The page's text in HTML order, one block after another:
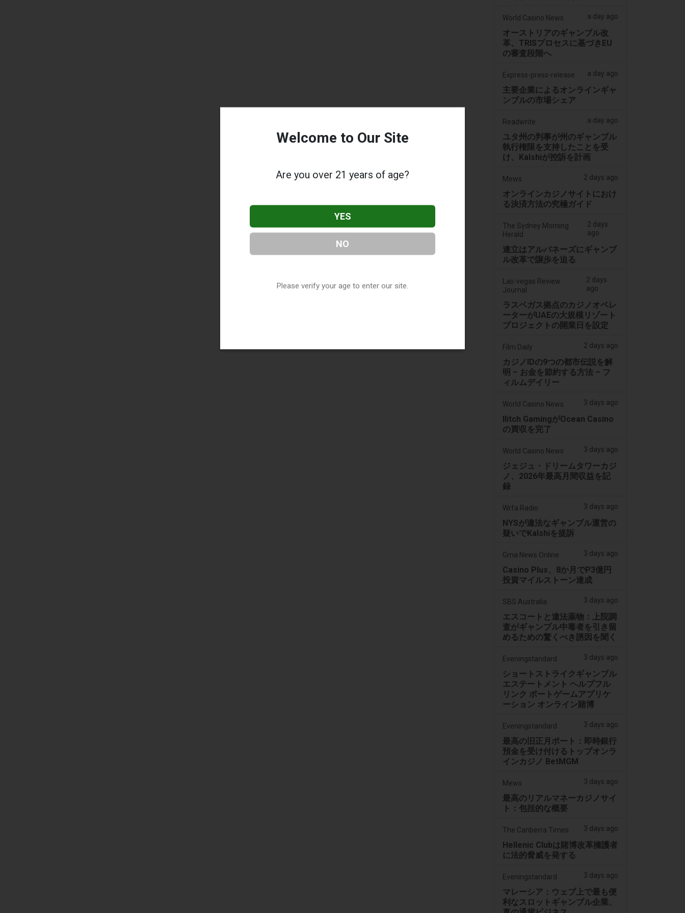
World Casino News a day ago
オーストリアのギャンブル改
革、TRISプロセスに基づきEU
の審査段階へ
Express-press-release a day ago
主要企業によるオンラインギャ
ンブルの市場シェア
Readwrite a day ago
ユタ州の判事が州のギャンブル
執行権限を支持したことを受
け、Kalshiが控訴を計画
Mews 2 days ago
オンラインカジノサイトにおけ
る決済方法の究極ガイド
The Sydney Morning
Herald
2 days
ago
連立はアルバネーズにギャンブ
ル改革で譲歩を迫る
Las-vegas Review
Journal
2 days
ago
ラスベガス拠点のカジノオペレ
ーターがUAEの大規模リゾート
プロジェクトの開業日を設定
Film Daily 2 days ago
カジノIDの9つの都市伝説を解
明 – お金を節約する方法 – フ
ィルムデイリー
World Casino News 3 days ago
Ilitch GamingがOcean Casino
の買収を完了
World Casino News 3 days ago
ジェジュ・ドリームタワーカジ
ノ、2026年最高月間収益を記
録
Wrfa Radio 3 days ago
NYSが違法なギャンブル運営の
疑いでKalshiを提訴
Gma News Online 3 days ago
Casino Plus、8か月でP3億円
投資マイルストーン達成
SBS Australia 3 days ago
エスコートと違法薬物：上院調
査がギャンブル中毒者を引き留
めるための驚くべき誘因を聞く
Eveningstandard 3 days ago
ショートストライクギャンブル
エステートメント ヘルプフル
リンク ポートゲームアプリケ
ーション オンライン賭博
Eveningstandard 3 days ago
最高の旧正月ポート：即時銀行
預金を受け付けるトップオンラ
インカジノ BetMGM
Mews 3 days ago
最高のリアルマネーカジノサイ
ト：包括的な概要
The Canberra Times 3 days ago
Hellenic Clubは賭博改革擁護者
に法的脅威を発する
Eveningstandard 3 days ago
マレーシア：ウェブ上で最も便
利なスロットギャンブル企業、
Welcome to Our Site
Are you over 21 years of age?
YES
NO
Please verify your age to enter our site.